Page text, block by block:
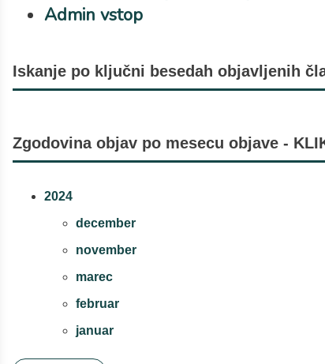
Admin vstop
Iskanje po ključni besedah objavljenih
Zgodovina objav po mesecu objave -
2024
december
november
marec
februar
januar